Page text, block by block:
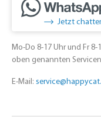
Jetzt
Mo-Do 8-17 Uhr und Fr 8-
oben genannten
E-Mail: